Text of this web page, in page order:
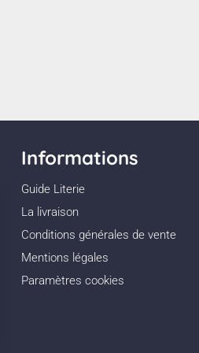
Informations
Guide Literie
La livraison
Conditions générales de vente
Mentions légales
Paramètres cookies